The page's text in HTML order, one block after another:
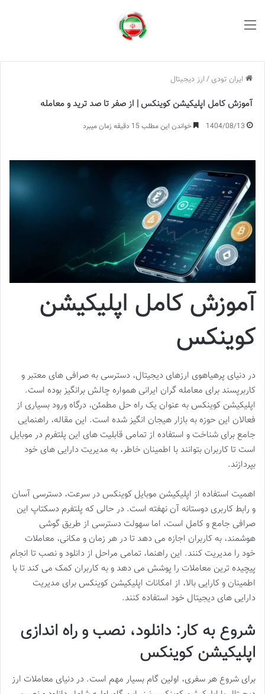
ایران تودی / ارز دیجیتال
آموزش کامل اپلیکیشن کوینکس | از صفر تا صد ترید و معامله
1404/08/13 خواندن این مطلب 15 دقیقه زمان میبرد
آموزش کامل اپلیکیشن
کوینکس
در دنیای پرهیاهوی ارزهای دیجیتال، دسترسی به صرافی های معتبر و
کاربرپسند برای معامله گران ایرانی همواره چالش برانگیز بوده است.
اپلیکیشن کوینکس به عنوان یک راه حل مطمئن، درگاه ورود بسیاری از
فعالان این حوزه به بازار هیجان انگیز شده است. این مقاله، راهنمایی
جامع برای شناخت و استفاده از تمامی قابلیت های این پلتفرم در موبایل
است تا کاربران بتوانند با اطمینان خاطر، به مدیریت دارایی های خود
بپردازند.
اهمیت استفاده از اپلیکیشن موبایل کوینکس در سرعت، دسترسی آسان
و رابط کاربری دوستانه آن نهفته است. در حالی که پلتفرم دسکتاپ این
صرافی جامع و کامل است، اما سهولت دسترسی از طریق گوشی
هوشمند، به کاربران اجازه می دهد تا در هر زمان و مکانی، معاملات
خود را مدیریت کنند. این راهنما، تمامی مراحل از دانلود و نصب تا انجام
پیچیده ترین معاملات را پوشش می دهد و به کاربران کمک می کند تا با
اطمینان و کارایی بالا، از امکانات اپلیکیشن کوینکس برای مدیریت
دارایی های دیجیتال خود استفاده کنند.
شروع به کار: دانلود، نصب و راه اندازی
اپلیکیشن کوینکس
برای شروع هر سفری، اولین گام بسیار مهم است. در دنیای معاملات ارز